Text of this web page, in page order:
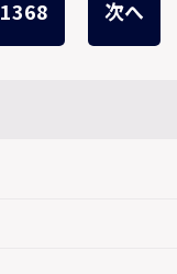
1368 次へ